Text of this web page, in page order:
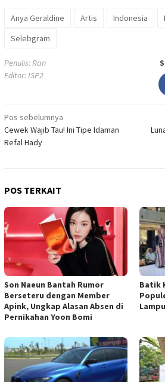
Anya Geraldine Artis Indonesia
Selebgram
Penulis: Ran
Editor: ISP2
Navigasi
pos
Pos sebelumnya
Cewek Wajib Tau! Ini Tipe Idaman
Refal Hady
POS TERKAIT
Son Naeun Bantah Rumor
Berseteru dengan Member
Apink, Ungkap Alasan Absen di
Pernikahan Yoon Bomi
Batik